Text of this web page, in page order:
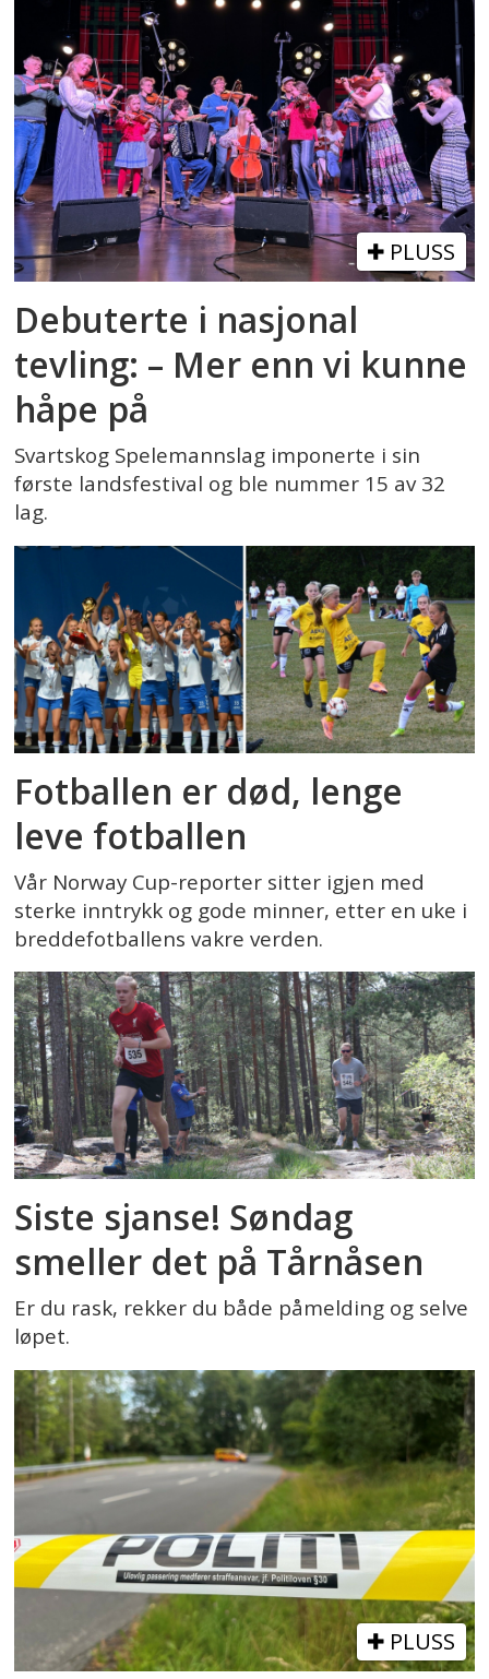
PLUSS
Debuterte i nasjonal
tevling: – Mer enn vi kunne
håpe på
Svartskog Spelemannslag imponerte i sin
første landsfestival og ble nummer 15 av 32
lag.
Fotballen er død, lenge
leve fotballen
Vår Norway Cup-reporter sitter igjen med
sterke inntrykk og gode minner, etter en uke i
breddefotballens vakre verden.
Siste sjanse! Søndag
smeller det på Tårnåsen
Er du rask, rekker du både påmelding og selve
løpet.
PLUSS